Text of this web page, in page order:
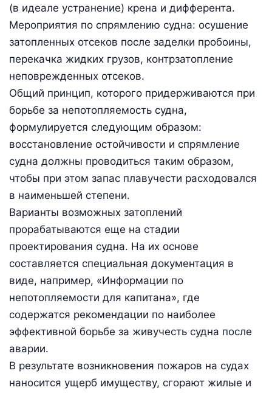
(в идеале устранение) крена и дифферента.
Мероприятия по спрямлению судна: осушение
затопленных отсеков после заделки пробоины,
перекачка жидких грузов, контрзатопление
неповрежденных отсеков.
Общий принцип, которого придерживаются при
борьбе за непотопляемость судна,
формулируется следующим образом:
восстановление остойчивости и спрямление
судна должны проводиться таким образом,
чтобы при этом запас плавучести расходовался
в наименьшей степени.
Варианты возможных затоплений
прорабатываются еще на стадии
проектирования судна. На их основе
составляется специальная документация в
виде, например, «Информации по
непотопляемости для капитана», где
содержатся рекомендации по наиболее
эффективной борьбе за живучесть судна после
аварии.
В результате возникновения пожаров на судах
наносится ущерб имуществу, сгорают жилые и